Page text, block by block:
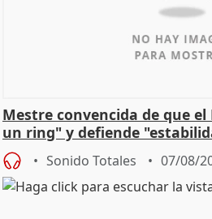
Mestre convencida de que
un ring" y defiende
Vox
Sonido Totales 07/08/